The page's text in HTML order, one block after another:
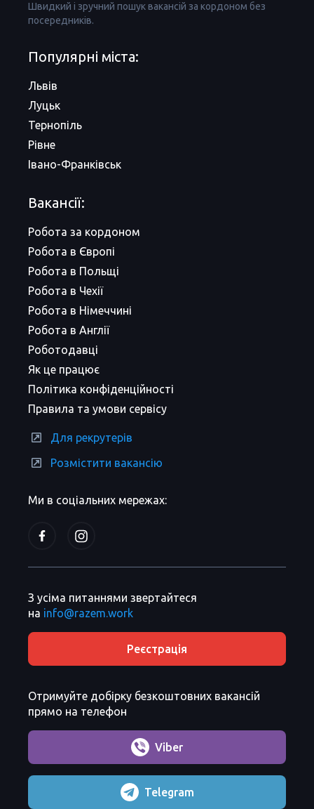
Швидкий і зручний пошук вакансій за кордоном без
посередників.
Ми в соціальних мережах:
Популярні міста:
Львів
Луцьк
Тернопіль
Рівне
Івано-Франківськ
Вакансії:
Робота за кордоном
Робота в Європі
Робота в Польщі
Робота в Чехії
Робота в Німеччині
Робота в Англії
Роботодавці
Як це працює
Політика конфіденційності
Правила та умови сервісу
Для рекрутерів
Розмістити вакансію
З усіма питаннями звертайтеся
на info@razem.work
Реєстрація
Отримуйте добірку безкоштовних вакансій
прямо на телефон
Viber
Telegram